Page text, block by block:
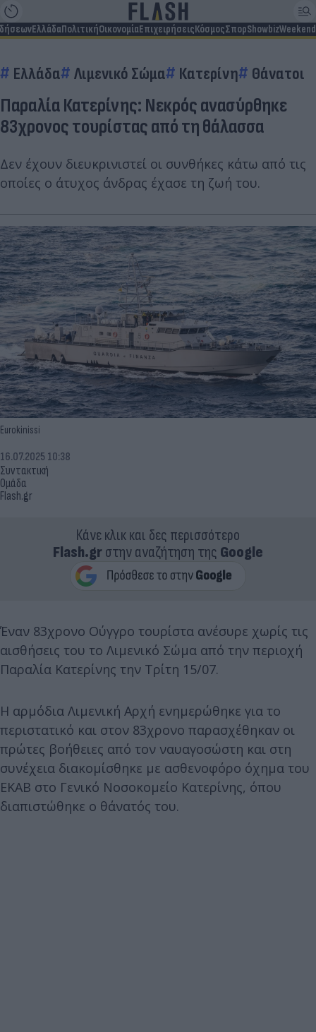
ΕλλάδαΠολιτικήΟικονομίαΕπιχειρήσειςΚόσμοςΣπορShowbizWeekend
Ελλάδα Λιμενικό Σώμα Κατερίνη Θάνατοι
Παραλία Κατερίνης: Νεκρός ανασύρθηκε
83χρονος τουρίστας από τη θάλασσα
Δεν έχουν διευκρινιστεί οι συνθήκες κάτω από τις
οποίες ο άτυχος άνδρας έχασε τη ζωή του.
Eurokinissi
Συντακτική
Ομάδα
Flash.gr
16.07.2025 10:38
Κάνε κλικ και δες περισσότερο
Flash.grστην αναζήτηση της Google
Έναν 83χρονο Ούγγρο τουρίστα ανέσυρε χωρίς τις
αισθήσεις του το Λιμενικό Σώμα από την περιοχή
Παραλία Κατερίνης την Τρίτη 15/07.
Η αρμόδια Λιμενική Αρχή ενημερώθηκε για το
περιστατικό και στον 83χρονο παρασχέθηκαν οι
πρώτες βοήθειες από τον ναυαγοσώστη και στη
συνέχεια διακομίσθηκε με ασθενοφόρο όχημα του
ΕΚΑΒ στο Γενικό Νοσοκομείο Κατερίνης, όπου
διαπιστώθηκε ο θάνατός του.